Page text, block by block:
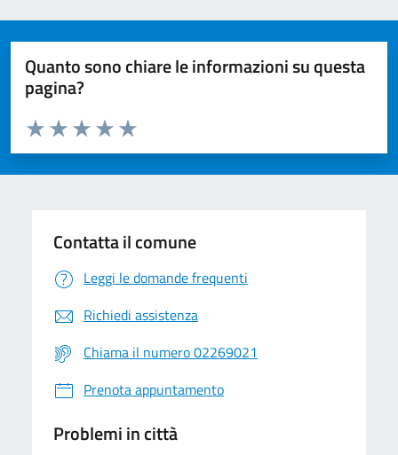
Quanto sono chiare le informazioni su questa
pagina?
Valuta da 1 a 5 stelle la pagina
Valuta 5 stelle su 5
Valuta 4 stelle su 5
Valuta 3 stelle su 5
Valuta 2 stelle su 5
Valuta 1 stelle su 5
Contatta il comune
Leggi le domande frequenti
Richiedi assistenza
Chiama il numero 02269021
Prenota appuntamento
Problemi in città